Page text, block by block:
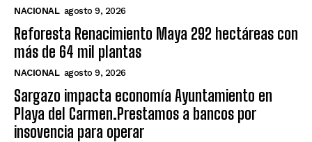
NACIONAL agosto 9, 2026
Reforesta Renacimiento Maya 292 hectáreas con
más de 64 mil plantas
NACIONAL agosto 9, 2026
Sargazo impacta economía Ayuntamiento en
Playa del Carmen.Prestamos a bancos por
insovencia para operar